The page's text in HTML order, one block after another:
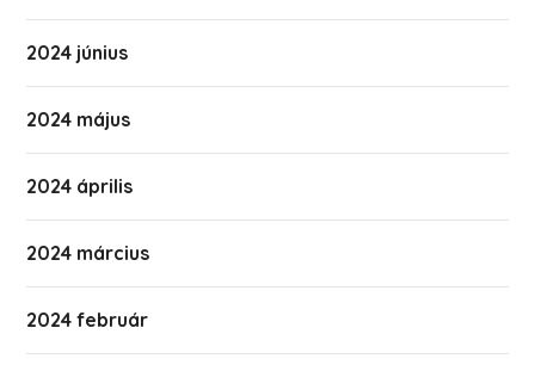
2024 június
2024 május
2024 április
2024 március
2024 február